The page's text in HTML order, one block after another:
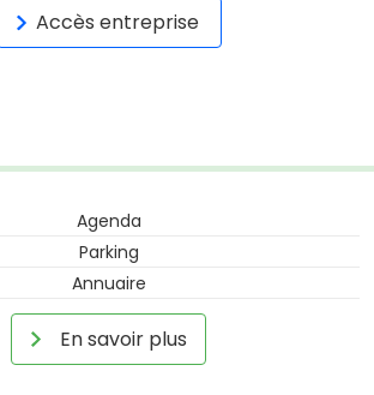
Accès entreprise
Agenda
Parking
Annuaire
En savoir plus